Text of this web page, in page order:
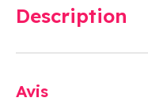
Description
Avis